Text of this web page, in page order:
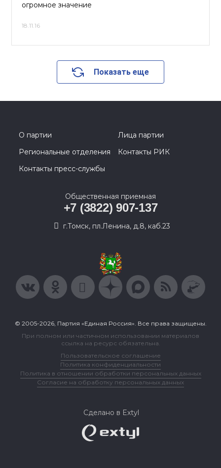
огромное значение
18.11.16
Показать еще
О партии
Лица партии
Региональные отделения
Контакты РИК
Контакты пресс-службы
Общественная приемная
+7 (3822) 907-137
г.Томск, пл.Ленина, д.8, каб.23
© 2005-2026, Партия «Единая Россия». Все права защищены.
При полном или частичном использовании материалов
ссылка на ресурс обязательна.
Пользовательское соглашение
Политика конфиденциальности
Политика в отношении обработки персональных данных
Согласие на обработку персональных данных
Сделано в Extyl